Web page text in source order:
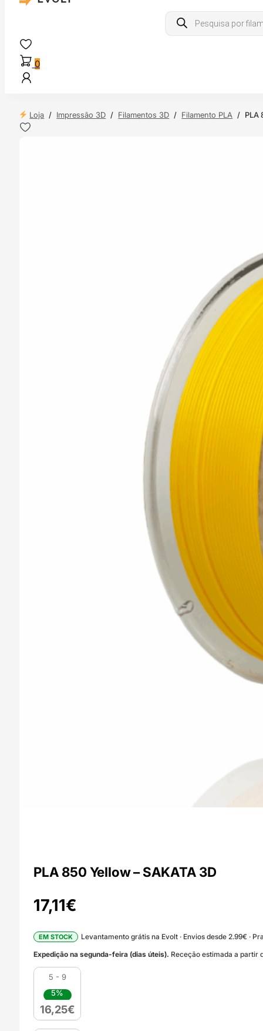
Products
search
0
Loja / Impressão 3D / Filamentos 3D / Filamento PLA / PLA
PLA 850 Yellow – SAKATA 3D
17,11€
EM STOCK
Levantamento grátis na Evolt · Envios desde 2.99€ ·
Expedição na segunda-feira (dias úteis). Receção estimada a partir
5 - 9
5%
16,25€